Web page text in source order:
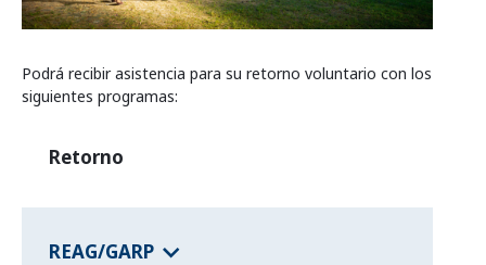
Programas de los estados federales
Información del país
Podrá recibir asistencia para su retorno voluntario con los
siguientes programas:
Retorno
REAG/GARP